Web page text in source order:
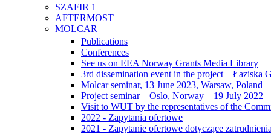
SZAFIR 1
AFTERMOST
MOLCAR
Publications
Conferences
See us on EEA Norway Grants Media Library
3rd dissemination event in the project – Łaziska
Molcar seminar, 13 June 2023, Warsaw, Poland
Project seminar – Oslo, Norway – 19 July 2022
Visit to WUT by the representatives of the
2022 - Zapytania ofertowe
2021 - Zapytanie ofertowe dotyczące